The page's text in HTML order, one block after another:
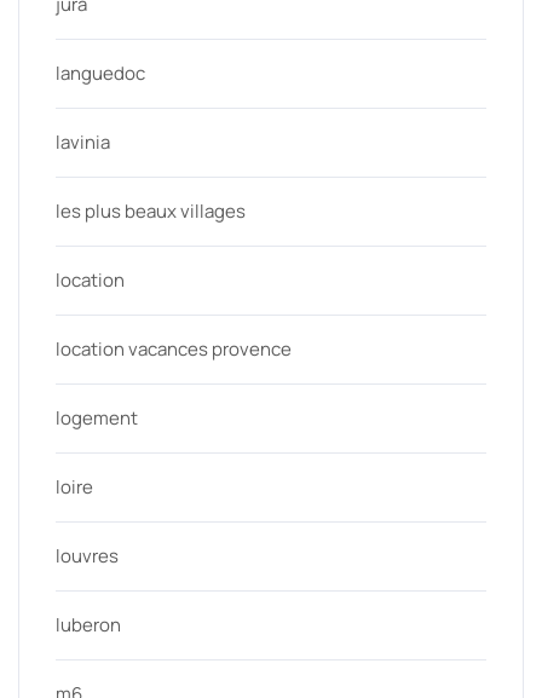
languedoc
lavinia
les plus beaux villages
location
location vacances provence
logement
loire
louvres
luberon